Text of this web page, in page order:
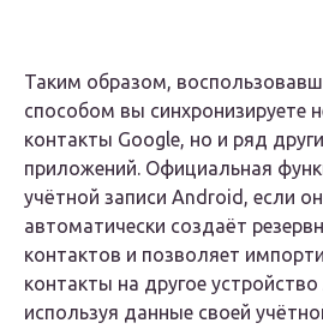
Таким образом,
способом вы синхронизируете
контакты Google, но и ряд
приложений. Официальная
учётной записи Android, если
автоматически создаёт
контактов и позволяет
контакты на другое
используя данные своей